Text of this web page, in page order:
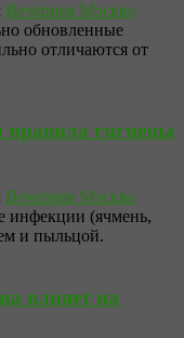
Вечерняя Москва
обновленные
отличаются от
правила гигиены
Вечерняя Москва
инфекции (ячмень,
и пыльцой.
влияет на